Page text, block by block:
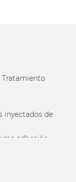
Tratamiento
inyectados de
adhesión
equilibrio del